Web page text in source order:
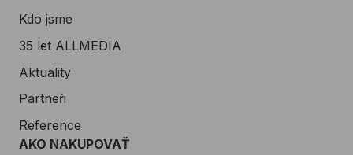
Kdo jsme
35 let ALLMEDIA
Aktuality
Partneři
Reference
AKO NAKUPOVAŤ